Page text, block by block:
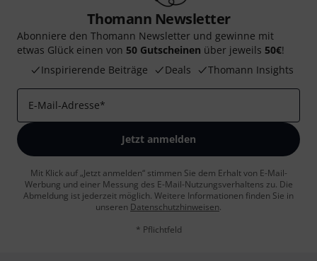
Thomann Newsletter
Abonniere den Thomann Newsletter und gewinne mit
etwas Glück einen von 50 Gutscheinen über jeweils 50€!
Inspirierende Beiträge
Deals Thomann Insights
E-Mail-Adresse*
Jetzt anmelden
Mit Klick auf „Jetzt anmelden“ stimmen Sie dem Erhalt von E-Mail-
Werbung und einer Messung des E-Mail-Nutzungsverhaltens zu. Die
Abmeldung ist jederzeit möglich. Weitere Informationen finden Sie in
unseren Datenschutzhinweisen.
* Pflichtfeld